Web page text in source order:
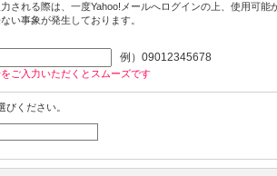
される際は、一度Yahoo!メールへログインの上、使用可能
い事象が発生しております。
例）09012345678
ご入力いただくとスムーズです
ください。